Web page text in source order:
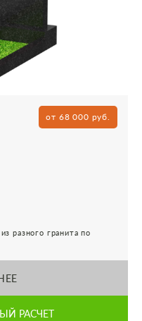
от 68 000 руб.
разного гранита по
РАСЧЕТ